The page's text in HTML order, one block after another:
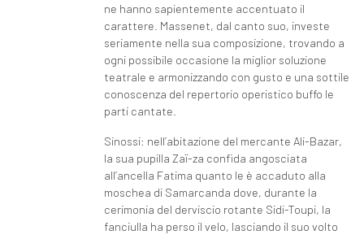
ne hanno sapientemente accentuato il
carattere. Massenet, dal canto suo, investe
seriamente nella sua composizione, trovando a
ogni possibile occasione la miglior soluzione
teatrale e armonizzando con gusto e una sottile
conoscenza del repertorio operistico buffo le
parti cantate.
Sinossi: nell’abitazione del mercante Ali-Bazar,
la sua pupilla Zaï-za confida angosciata
all’ancella Fatima quanto le è accaduto alla
moschea di Samarcanda dove, durante la
cerimonia del derviscio rotante Sidi-Toupi, la
fanciulla ha perso il velo, lasciando il suo volto